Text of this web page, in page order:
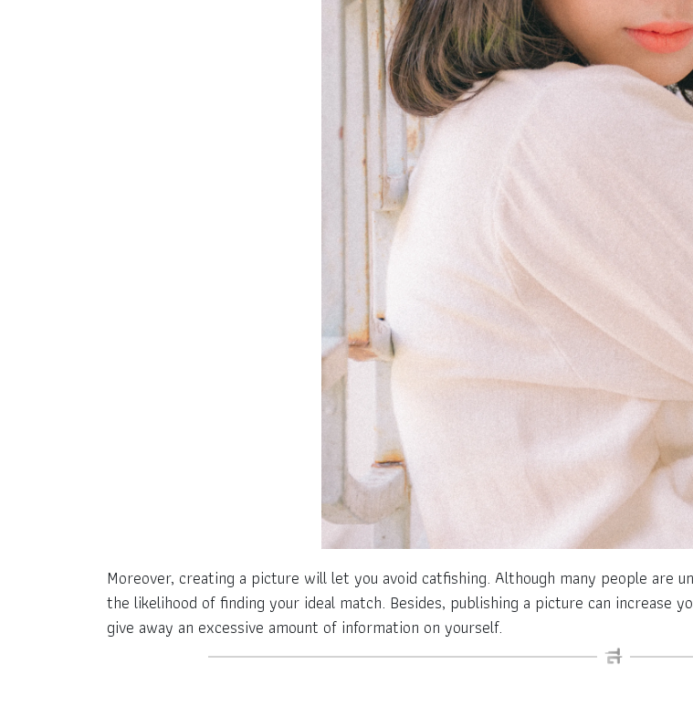
Moreover, creating a picture will let you avoid catfishing. Although many people are
the likelihood of finding your ideal match. Besides, publishing a picture can increase
give away an excessive amount of information on yourself.